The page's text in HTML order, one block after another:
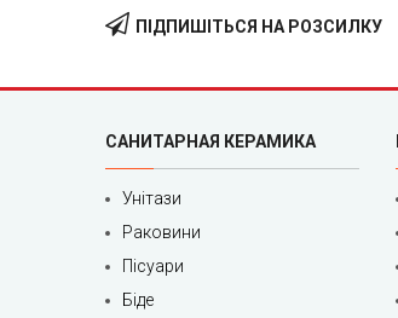
ПІДПИШІТЬСЯ НА РОЗСИЛКУ
САНИТАРНАЯ КЕРАМИКА
Унітази
Раковини
Пісуари
Біде